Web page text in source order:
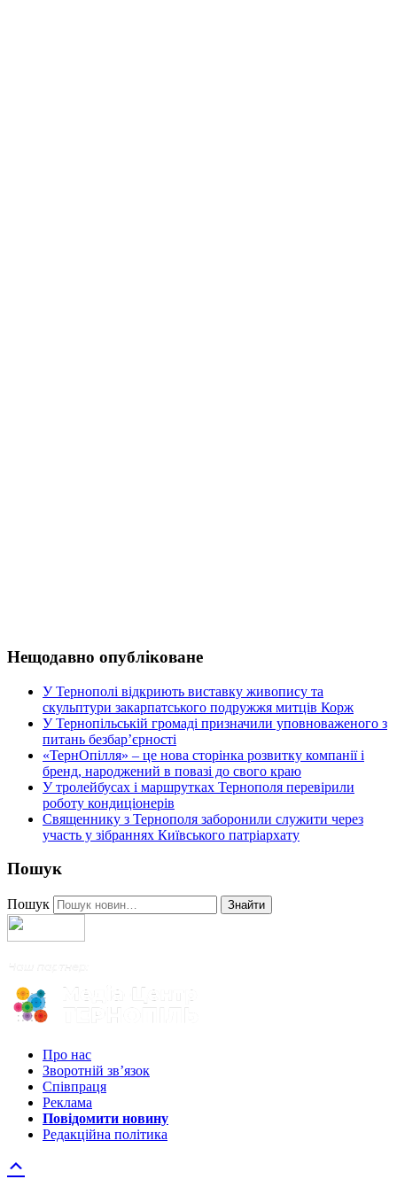
Нещодавно опубліковане
У Тернополі відкриють виставку живопису та
скульптури закарпатського подружжя митців Корж
У Тернопільській громаді призначили уповноваженого з
питань безбар’єрності
«ТернОпілля» – це нова сторінка розвитку компанії і
бренд, народжений в повазі до свого краю
У тролейбусах і маршрутках Тернополя перевірили
роботу кондиціонерів
Священнику з Тернополя заборонили служити через
участь у зібраннях Київського патріархату
Пошук
Пошук Знайти
Про нас
Зворотній зв’язок
Співпраця
Реклама
Повідомити новину
Редакційна політика